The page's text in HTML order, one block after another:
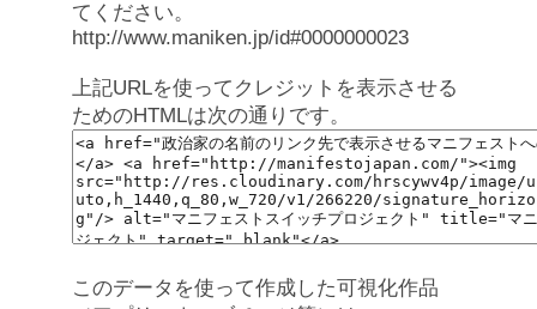
てください。
http://www.maniken.jp/id#0000000023
上記URLを使ってクレジットを表示させる
ためのHTMLは次の通りです。
このデータを使って作成した可視化作品